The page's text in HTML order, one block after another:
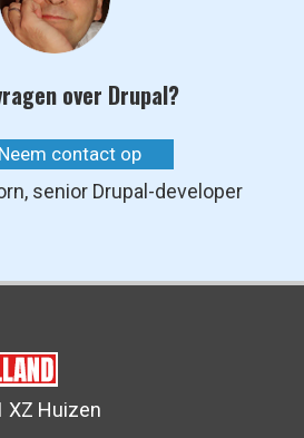
over Drupal?
Neem contact op
senior Drupal-developer
XZ Huizen